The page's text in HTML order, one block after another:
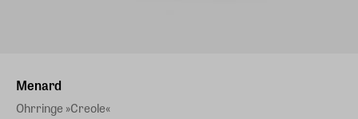
Menard
Ohrringe »Creole«